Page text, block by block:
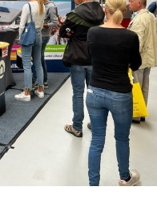
und Tipps zur
und Klar­heit. Von
hin zu Acht­sam­keits­
du stress­frei­er leben
kannst.
Bedeu­tung der
sie dein Leben
zu